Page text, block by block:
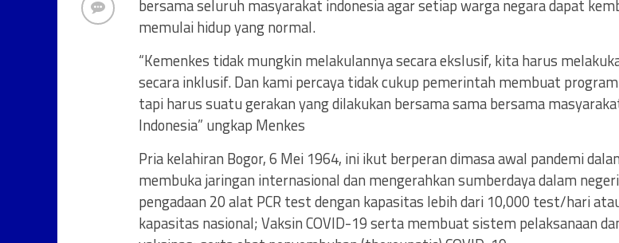
bersama seluruh masyarakat indonesia agar setiap warga negara dapat
memulai hidup yang normal.
“Kemenkes tidak mungkin melakulannya secara ekslusif, kita harus
secara inklusif. Dan kami percaya tidak cukup pemerintah membuat
tapi harus suatu gerakan yang dilakukan bersama sama bersama
Indonesia” ungkap Menkes
Pria kelahiran Bogor, 6 Mei 1964, ini ikut berperan dimasa awal pandemi
membuka jaringan internasional dan mengerahkan sumberdaya dalam
pengadaan 20 alat PCR test dengan kapasitas lebih dari 10,000 test/hari
kapasitas nasional; Vaksin COVID-19 serta membuat sistem pelaksanaan